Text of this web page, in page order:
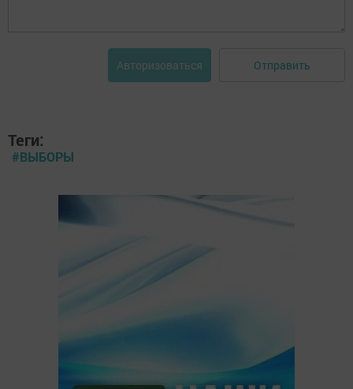
Авторизоваться Отправить
Теги:
#ВЫБОРЫ